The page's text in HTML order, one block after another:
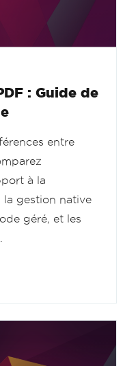
: Guide de
entre
à la
la gestion native
géré, et les